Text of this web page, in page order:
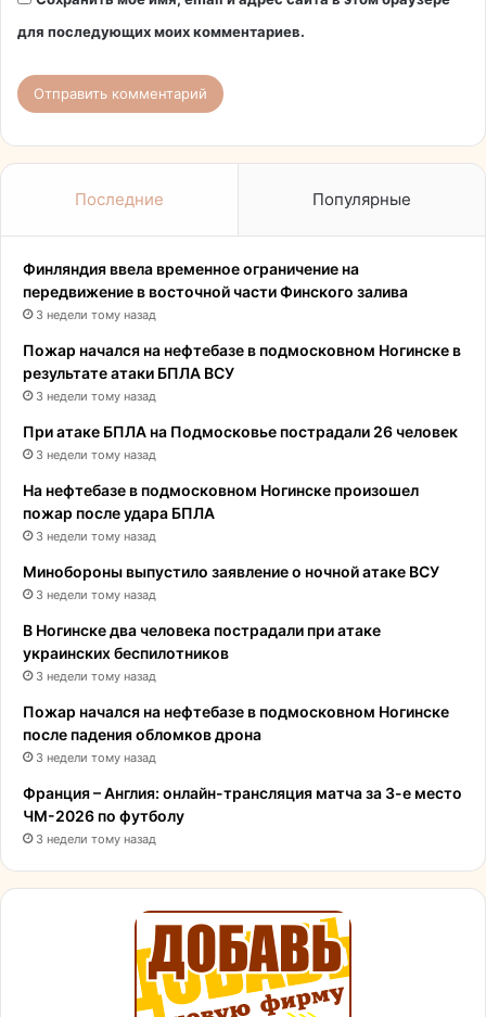
для последующих моих комментариев.
Последние Популярные
Финляндия ввела временное ограничение на
передвижение в восточной части Финского залива
3 недели тому назад
Пожар начался на нефтебазе в подмосковном Ногинске в
результате атаки БПЛА ВСУ
3 недели тому назад
При атаке БПЛА на Подмосковье пострадали 26 человек
3 недели тому назад
На нефтебазе в подмосковном Ногинске произошел
пожар после удара БПЛА
3 недели тому назад
Минобороны выпустило заявление о ночной атаке ВСУ
3 недели тому назад
В Ногинске два человека пострадали при атаке
украинских беспилотников
3 недели тому назад
Пожар начался на нефтебазе в подмосковном Ногинске
после падения обломков дрона
3 недели тому назад
Франция – Англия: онлайн-трансляция матча за 3-е место
ЧМ-2026 по футболу
3 недели тому назад